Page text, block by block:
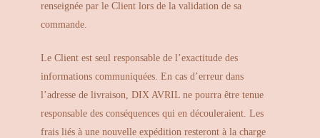
renseignée par le Client lors de la validation de sa
commande.
Le Client est seul responsable de l’exactitude des
informations communiquées. En cas d’erreur dans
l’adresse de livraison, DIX AVRIL ne pourra être tenue
responsable des conséquences qui en découleraient. Les
frais liés à une nouvelle expédition resteront à la charge